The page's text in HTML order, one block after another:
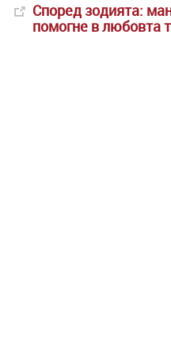
Според зодията:
помогне в любовта